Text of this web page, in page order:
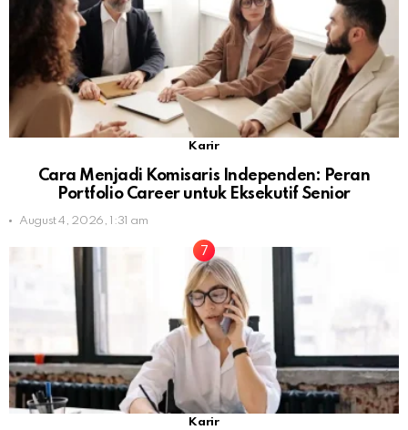
Karir
Cara Menjadi Komisaris Independen: Peran
Portfolio Career untuk Eksekutif Senior
August 4, 2026, 1:31 am
Karir